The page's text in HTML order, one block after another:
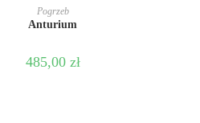
DODAJ DO KOSZYKA
Pogrzeb
Anturium
485,00 zł